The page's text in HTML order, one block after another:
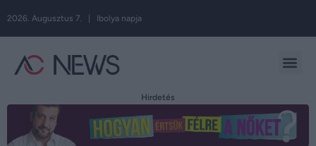
2026. Augusztus 7. | Ibolya napja
Hirdetés